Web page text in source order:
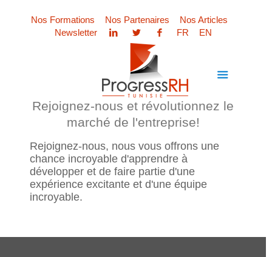
Nos Formations Nos Partenaires
Nos Articles
Newsletter
FR EN
Rejoignez-nous et révolutionnez le
marché de l'entreprise!
Rejoignez-nous, nous vous offrons une
chance incroyable d'apprendre à
développer et de faire partie d'une
expérience excitante et d'une équipe
incroyable.